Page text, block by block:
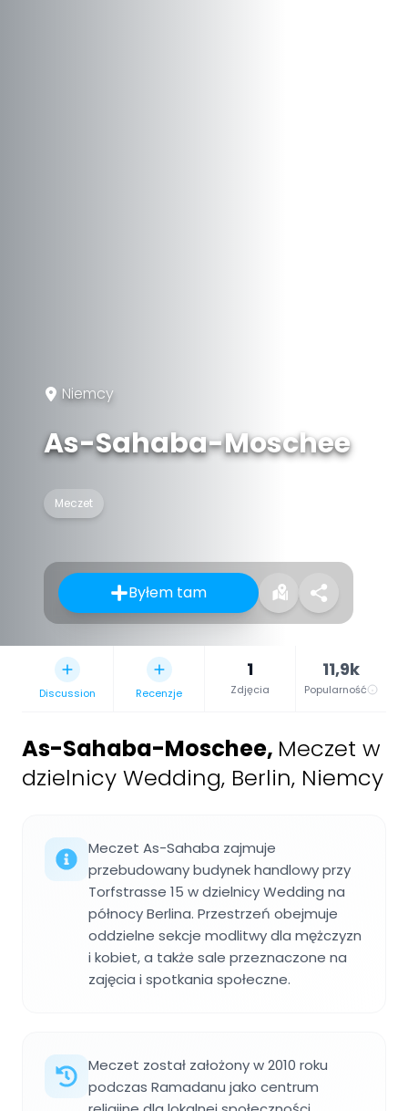
Niemcy
As-Sahaba-Moschee
Meczet
Byłem tam
Discussion Recenzje
1
Zdjęcia
11,9k
Popularność
As-Sahaba-Moschee, Meczet w
dzielnicy Wedding, Berlin, Niemcy
Meczet As-Sahaba zajmuje
przebudowany budynek handlowy przy
Torfstrasse 15 w dzielnicy Wedding na
północy Berlina. Przestrzeń obejmuje
oddzielne sekcje modlitwy dla mężczyzn
i kobiet, a także sale przeznaczone na
zajęcia i spotkania społeczne.
Meczet został założony w 2010 roku
podczas Ramadanu jako centrum